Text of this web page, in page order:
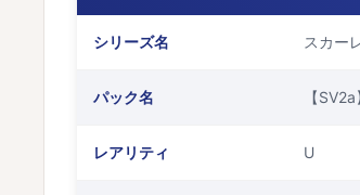
シリーズ名 スカー
パック名 【
レアリティ U